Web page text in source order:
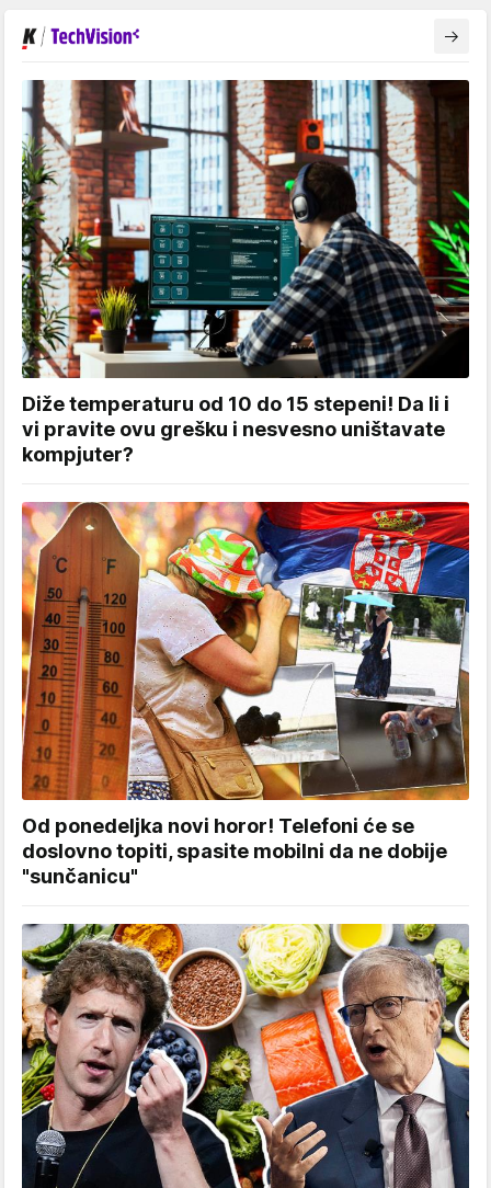
Diže temperaturu od 10 do 15 stepeni! Da li i
vi pravite ovu grešku i nesvesno uništavate
kompjuter?
Od ponedeljka novi horor! Telefoni će se
doslovno topiti, spasite mobilni da ne dobije
"sunčanicu"